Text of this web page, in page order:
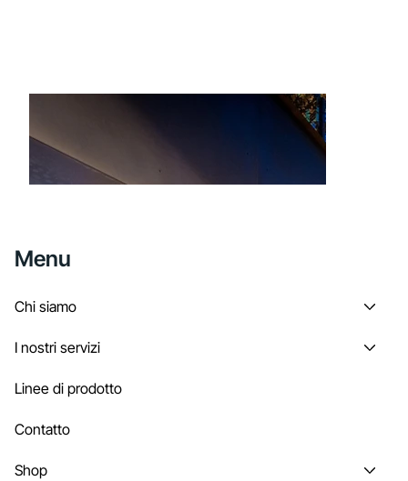
Menu
Chi siamo
I nostri servizi
Linee di prodotto
Contatto
Shop